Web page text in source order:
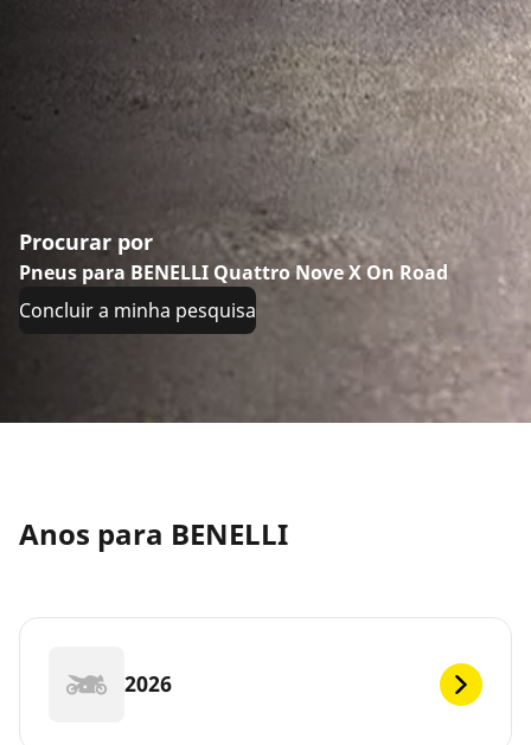
Procurar por
Pneus para BENELLI Quattro Nove X On Road
Concluir a minha pesquisa
Anos para BENELLI
2026